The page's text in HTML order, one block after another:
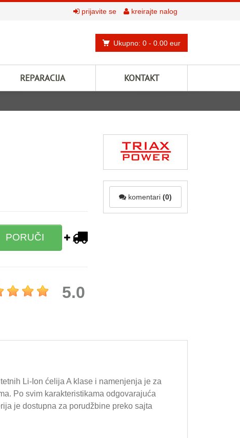
prijavite se kreirajte nalog
Ukupno: 0 - 0.00 eur
REPARACIJA KONTAKT
PORUČI
5.0
komentari (0)
Li-Ion ćelija A klase i namenjenja je za
Po svim karakteristikama odgovarajuća
je dostupna za porudžbine preko sajta